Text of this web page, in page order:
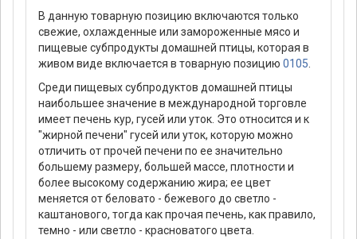
В данную товарную позицию включаются только
свежие, охлажденные или замороженные мясо и
пищевые субпродукты домашней птицы, которая в
живом виде включается в товарную позицию 0105
Среди пищевых субпродуктов домашней птицы
наибольшее значение в международной торговле
имеет печень кур, гусей или уток. Это относится и к
"жирной печени" гусей или уток, которую можно
отличить от прочей печени по ее значительно
большему размеру, большей массе, плотности и
более высокому содержанию жира; ее цвет
меняется от беловато - бежевого до светло -
каштанового, тогда как прочая печень, как правило,
темно - или светло - красноватого цвета.